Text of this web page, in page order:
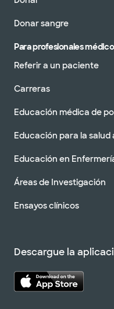
Donar sangre
Para profesionales
Referir a un paciente
Carreras
Educación médica de
Educación para la salud
Educación en
Áreas de Investigación
Ensayos clínicos
Descargue la